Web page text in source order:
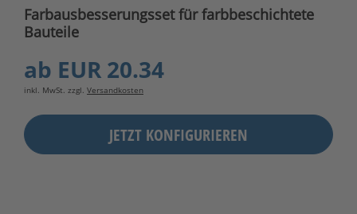
Farbausbesserungsset für farbbeschichtete
Bauteile
ab EUR 20.34
inkl. MwSt. zzgl. Versandkosten
JETZT KONFIGURIEREN